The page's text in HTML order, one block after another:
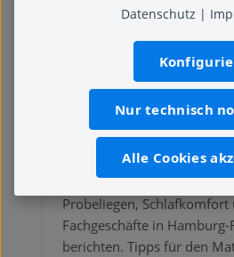
Erfahrungen mit
in Hamburg: Worauf
heute wirklich Wert
02.07.2026
Erfahrungen mit
Hamburg. Was Kunden
Probeliegen, Schlafkomfort
Fachgeschäfte in Hamburg-
berichten. Tipps für den
Datenschutz |
Nur technisch
Alle Cookies